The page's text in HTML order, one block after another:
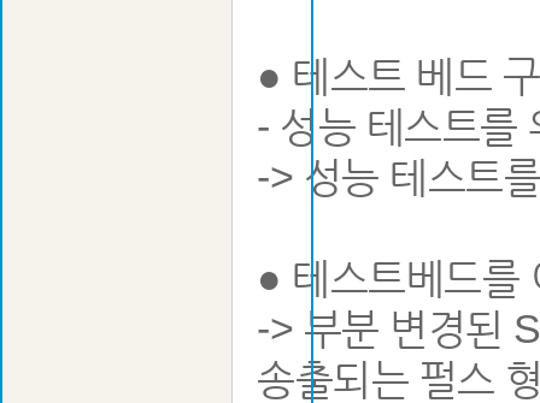
● 테스트 베드
- 성능 테스트를
-> 성능 테스트
● 테스트베드를
-> 부분 변경된
송출되는 펄스